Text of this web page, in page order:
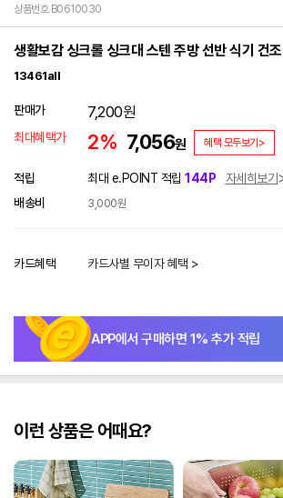
상품번호 B0610030
생활보감 싱크롤 싱크대 스텐 주방 선반 식기 건
13461all
판매가 7,200원
최대혜택가 2% 7,056원 혜택 모두보기>
적립 최대 e.POINT 적립 144P
자세히보기
배송비
3,000원
카드혜택 카드사별 무이자 혜택 >
APP에서 구매하면 1% 추가 적립
이런 상품은 어때요?